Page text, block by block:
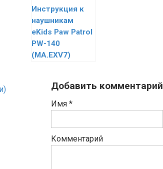
Инструкция к
наушникам
eKids Paw Patrol
PW-140
(MA.EXV7)
Добавить комментарий
Имя *
Комментарий